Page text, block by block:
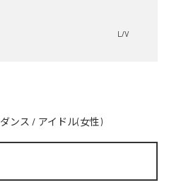
L/V
ダンス / アイドル(女性)